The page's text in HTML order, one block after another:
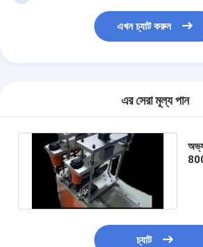
আমাদের সাথে যোগাযোগ
এয়ার ফিল্টার তৈরির মেশিন
এয়ার ফিল্টার উত্পাদন মেশিন
পকেট ফিল্টার তৈরির মেশিন
এখন চ্যাট করুন
এর সেরা মূল্য পান
চ্যাট